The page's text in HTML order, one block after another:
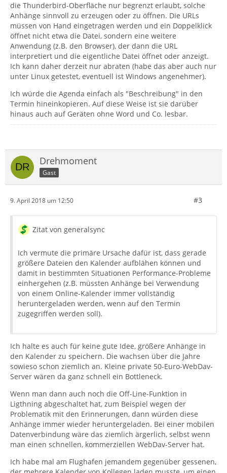
die Thunderbird-Oberfläche nur begrenzt erlaubt, solche
Anhänge sinnvoll zu erzeugen oder zu öffnen. Die URLs
müssen von Hand eingetragen werden und ein Doppelklick
öffnet nicht etwa die Datei, sondern eine weitere
Anwendung (z.B. den Browser), der dann die URL
interpretiert und die eigentliche Datei öffnet oder anzeigt.
Ich kann daher derzeit nur abraten (habe das aber auch nur
unter Linux getestet, eventuell ist Windows angenehmer).
Ich würde die Agenda einfach als "Beschreibung" in den
Termin hineinkopieren. Auf diese Weise ist sie darüber
hinaus auch auf Geräten ohne Word und Co. lesbar.
Drehmoment
Gast
9. April 2018 um 12:50 #3
Zitat von generalsync
Ich vermute die primäre Ursache dafür ist, dass gerade
größere Dateien den Kalender aufblähen können und
damit in bestimmten Situationen Performance-Probleme
einhergehen (z.B. müssten Anhänge bei Verwendung
von einem Online-Kalender immer vollständig
heruntergeladen werden, wenn auf den Termin
zugegriffen werden soll).
Ich halte es auch für keine gute Idee, größere Anhänge in
den Kalender zu speichern. Die wachsen über die Jahre
sowieso schon ziemlich an. Kleine private 50-Euro-WebDav-
Server wären da ganz schnell ein Bottleneck.
Wenn man dann auch noch die Off-Line-Funktion in
Ligthning abgeschaltet hat, zum Beispiel wegen der
Problematik mit den Erinnerungen, dann würden diese
Anhänge immer wieder heruntergeladen. Bei einer mobilen
Datenverbindung wäre das ziemlich ärgerlich, selbst wenn
man einen schnellen, kommerziellen WebDav-Server hat.
Ich habe mal am Flughafen jemandem gegenüber gessenen,